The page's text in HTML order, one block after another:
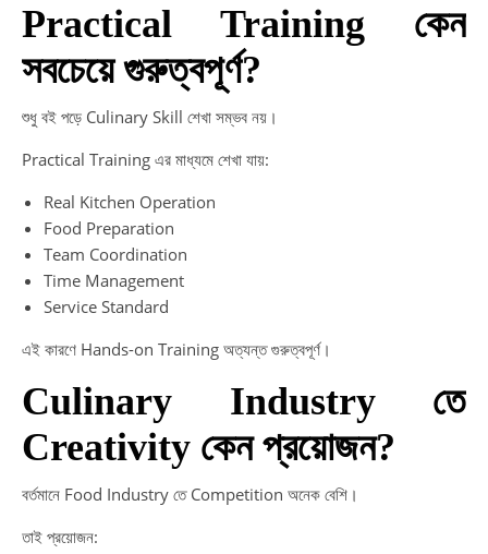
Practical Training কেন
সবচেয়ে গুরুত্বপূর্ণ?
শুধু বই পড়ে Culinary Skill শেখা সম্ভব নয়।
Practical Training এর মাধ্যমে শেখা যায়:
Real Kitchen Operation
Food Preparation
Team Coordination
Time Management
Service Standard
এই কারণে Hands-on Training অত্যন্ত গুরুত্বপূর্ণ।
Culinary Industry তে
Creativity কেন প্রয়োজন?
বর্তমানে Food Industry তে Competition অনেক বেশি।
তাই প্রয়োজন: